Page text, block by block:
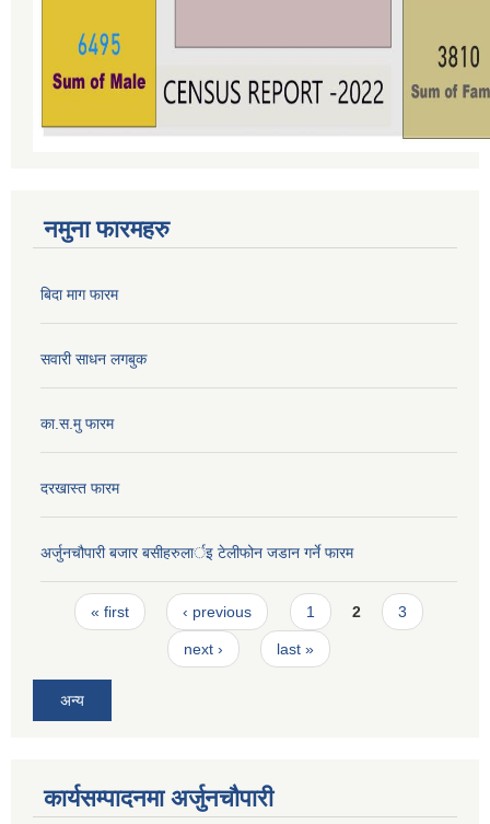
नमुना फारमहरु
बिदा माग फारम
सवारी साधन लगबुक
का.स.मु फारम
दरखास्त फारम
अर्जुनचौपारी बजार बसीहरुलार्इ टेलीफोन जडान गर्ने फारम
Pages
« first ‹ previous 1 2 3
next › last »
अन्य
कार्यसम्पादनमा अर्जुनचौपारी